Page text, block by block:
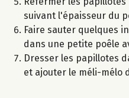
suivant l'épaisseur du
Faire sauter quelques
dans une petite poêle
Dresser les papillotes
et ajouter le méli-mélo